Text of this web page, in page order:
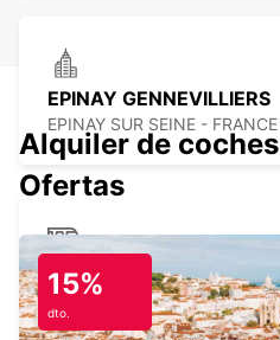
EPINAY GENNEVILLIERS
EPINAY SUR SEINE - FRANCE
ESTACIÓN DE TREN DE
NORD
PARIS - FRANCE
Alquiler de
Ofertas
15%
dto.